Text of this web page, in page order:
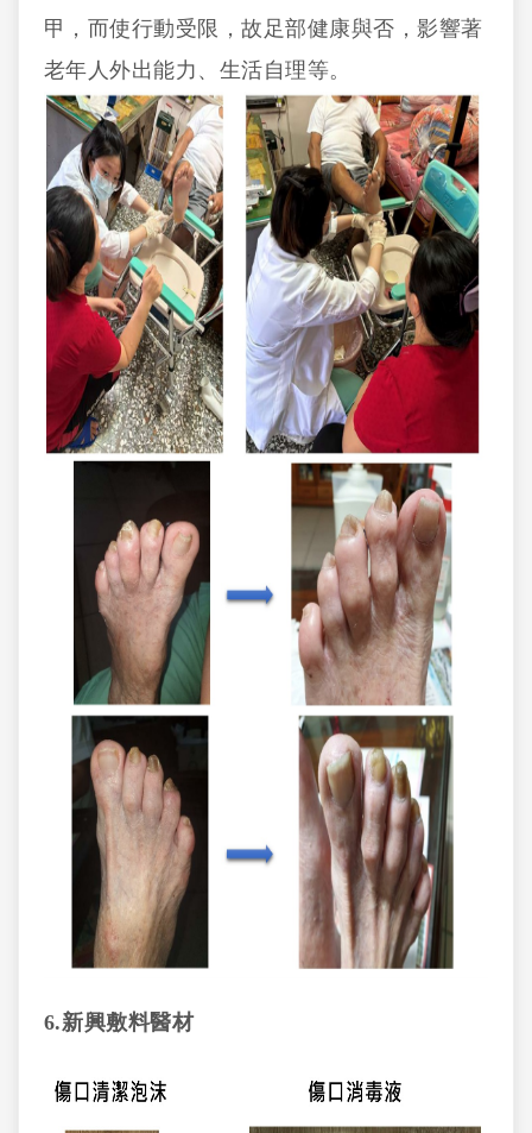
甲，而使行動受限，故足部健康與否，影響著
老年人外出能力、生活自理等。
6.新興敷料醫材